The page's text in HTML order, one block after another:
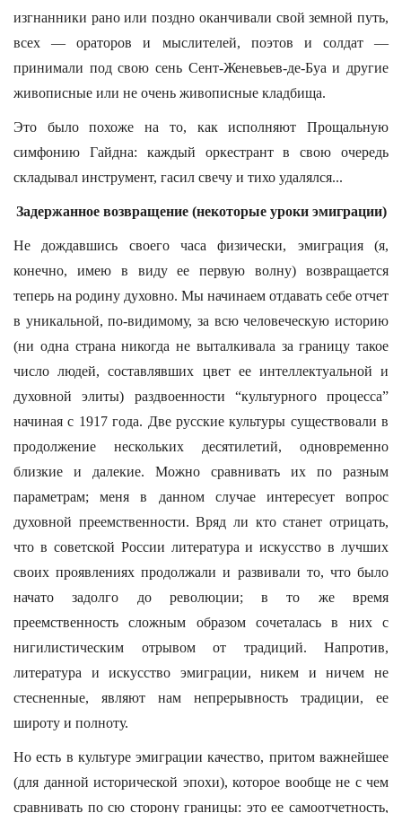
изгнанники рано или поздно оканчивали свой земной путь,
всех — ораторов и мыслителей, поэтов и солдат —
принимали под свою сень Сент-Женевьев-де-Буа и другие
живописные или не очень живописные кладбища.
Это было похоже на то, как исполняют Прощальную
симфонию Гайдна: каждый оркестрант в свою очередь
складывал инструмент, гасил свечу и тихо удалялся...
Задержанное возвращение (некоторые уроки эмиграции)
Не дождавшись своего часа физически, эмиграция (я,
конечно, имею в виду ее первую волну) возвращается
теперь на родину духовно. Мы начинаем отдавать себе отчет
в уникальной, по-видимому, за всю человеческую историю
(ни одна страна никогда не выталкивала за границу такое
число людей, составлявших цвет ее интеллектуальной и
духовной элиты) раздвоенности “культурного процесса”
начиная с 1917 года. Две русские культуры существовали в
продолжение нескольких десятилетий, одновременно
близкие и далекие. Можно сравнивать их по разным
параметрам; меня в данном случае интересует вопрос
духовной преемственности. Вряд ли кто станет отрицать,
что в советской России литература и искусство в лучших
своих проявлениях продолжали и развивали то, что было
начато задолго до революции; в то же время
преемственность сложным образом сочеталась в них с
нигилистическим отрывом от традиций. Напротив,
литература и искусство эмиграции, никем и ничем не
стесненные, являют нам непрерывность традиции, ее
широту и полноту.
Но есть в культуре эмиграции качество, притом важнейшее
(для данной исторической эпохи), которое вообще не с чем
сравнивать по сю сторону границы: это ее самоотчетность,